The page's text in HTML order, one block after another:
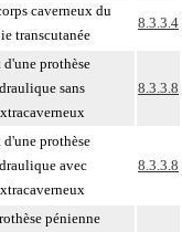
caverneux du
transcutanée
8.3.3.4
prothèse
sans
8.3.3.8
prothèse
avec
8.3.3.8
pénienne